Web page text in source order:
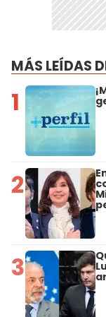
MÁS LEÍDAS
1
2
3